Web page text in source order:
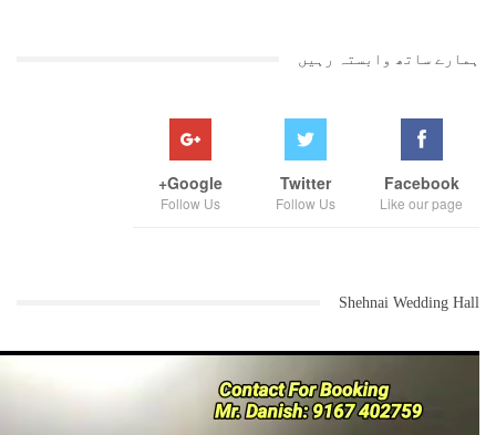
ہمارے ساتھ وابستہ رہیں
Facebook
Like our page
Twitter
Follow Us
Google+
Follow Us
Shehnai Wedding Hall